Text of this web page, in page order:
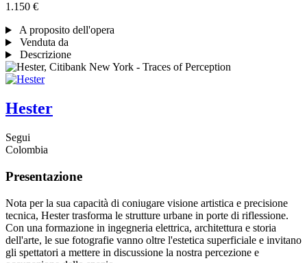
1.150 €
A proposito dell'opera
Venduta da
Descrizione
Hester
Segui
Colombia
Presentazione
Nota per la sua capacità di coniugare visione artistica e precisione
tecnica, Hester trasforma le strutture urbane in porte di riflessione.
Con una formazione in ingegneria elettrica, architettura e storia
dell'arte, le sue fotografie vanno oltre l'estetica superficiale e invitano
gli spettatori a mettere in discussione la nostra percezione e